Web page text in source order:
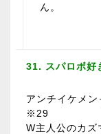
ん。
31. スパロボ好
アンチイケメ
※29
W主人公のカズ